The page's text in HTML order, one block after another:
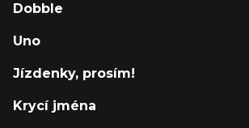
Dobble
Uno
Jízdenky, prosím!
Krycí jména